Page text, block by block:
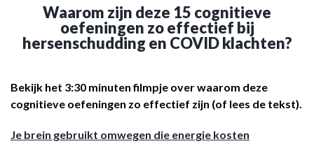
Waarom zijn deze 15 cognitieve
oefeningen zo effectief bij
hersenschudding en COVID klachten?
Bekijk het 3:30 minuten filmpje over waarom deze
cognitieve oefeningen zo effectief zijn (of lees de tekst).
Je brein gebruikt omwegen die energie kosten